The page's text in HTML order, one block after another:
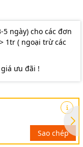
ngày) cho các đơn
1tr ( ngoại trừ các
ưu đãi !
Sao chép